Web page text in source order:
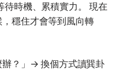
待時機、累積實力。 現在
穩住才會等到風向轉
辦？」→ 換個方式讀巽卦